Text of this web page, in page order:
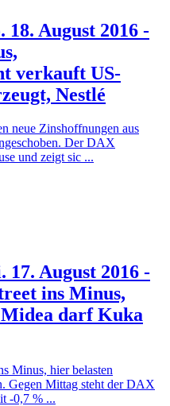
August 2016 -
verkauft US-
Nestlé
neue Zinshoffnungen aus
Der DAX
und zeigt sic ...
August 2016 -
ins Minus,
darf Kuka
Minus, hier belasten
Gegen Mittag steht der DAX
-0,7 % ...